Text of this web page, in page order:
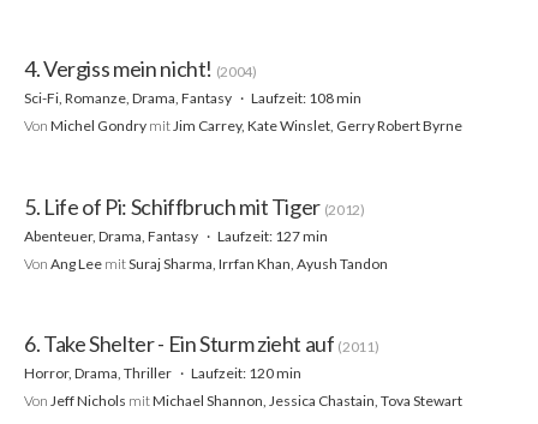
4. Vergiss mein nicht! (2004)
Sci-Fi, Romanze, Drama, Fantasy
Laufzeit: 108 min
Von Michel Gondry mitJim Carrey, Kate Winslet, Gerry Robert Byrne
5. Life of Pi: Schiffbruch mit Tiger (2012)
Abenteuer, Drama, Fantasy
Laufzeit: 127 min
Von Ang Lee mitSuraj Sharma, Irrfan Khan, Ayush Tandon
6. Take Shelter - Ein Sturm zieht auf (2011)
Horror, Drama, Thriller
Laufzeit: 120 min
Von Jeff Nichols mitMichael Shannon, Jessica Chastain, Tova Stewart